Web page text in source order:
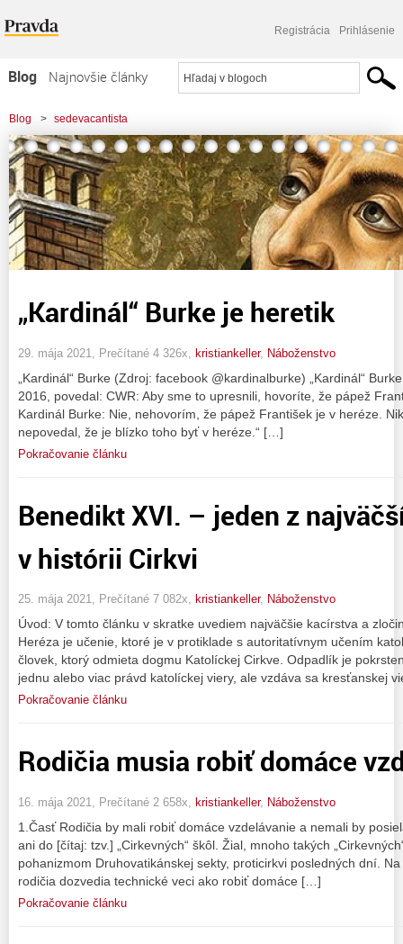
Registrácia Prihlásenie
Blog
Najnovšie články
Najčítanejšie články
Najkomentovanejšie články
Zoznam blogov
Komerčné blogy
Blog > sedevacantista
„Kardinál“ Burke je heretik
29. mája 2021, Prečítané 4 326x, kristiankeller, Náboženstvo
„Kardinál“ Burke (Zdroj: facebook @kardinalburke) „Kardinál“
2016, povedal: CWR: Aby sme to upresnili, hovoríte, že pápež
Kardinál Burke: Nie, nehovorím, že pápež František je v heréze.
nepovedal, že je blízko toho byť v heréze.“ […]
Pokračovanie článku
Benedikt XVI. – jeden z
v histórii Cirkvi
25. mája 2021, Prečítané 7 082x, kristiankeller, Náboženstvo
Úvod: V tomto článku v skratke uvediem najväčšie kacírstva a
Heréza je učenie, ktoré je v protiklade s autoritatívnym učením
človek, ktorý odmieta dogmu Katolíckej Cirkve. Odpadlík je
jednu alebo viac právd katolíckej viery, ale vzdáva sa kresťanskej
Pokračovanie článku
Rodičia musia robiť domáce
16. mája 2021, Prečítané 2 658x, kristiankeller, Náboženstvo
1.Časť Rodičia by mali robiť domáce vzdelávanie a nemali by
ani do [čítaj: tzv.] „Cirkevných“ škôl. Žial, mnoho takých
pohanizmom Druhovatikánskej sekty, proticirkvi posledných dní.
rodičia dozvedia technické veci ako robiť domáce […]
Pokračovanie článku